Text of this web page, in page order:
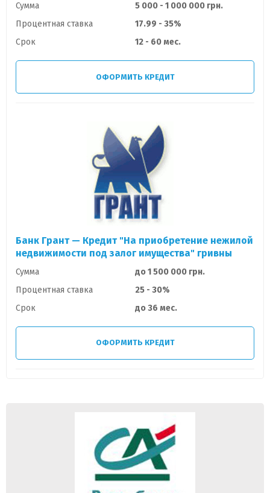
Сумма
5 000 - 1 000 000 грн.
Процентная ставка
17.99 - 35%
Срок
12 - 60 мес.
ОФОРМИТЬ КРЕДИТ
Банк Грант — Кредит "На приобретение нежилой
недвижимости под залог имущества" гривны
Сумма
до 1 500 000 грн.
Процентная ставка
25 - 30%
Срок
до 36 мес.
ОФОРМИТЬ КРЕДИТ